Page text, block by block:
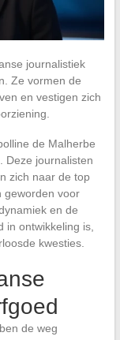
journalistiek
Ze vormen de
en vestigen zich
de Malherbe
Deze journalisten
zich naar de top
geworden voor
en de
in ontwikkeling is,
kwesties.
de weg